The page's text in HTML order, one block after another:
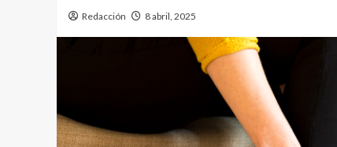
Redacción 8 abril, 2025